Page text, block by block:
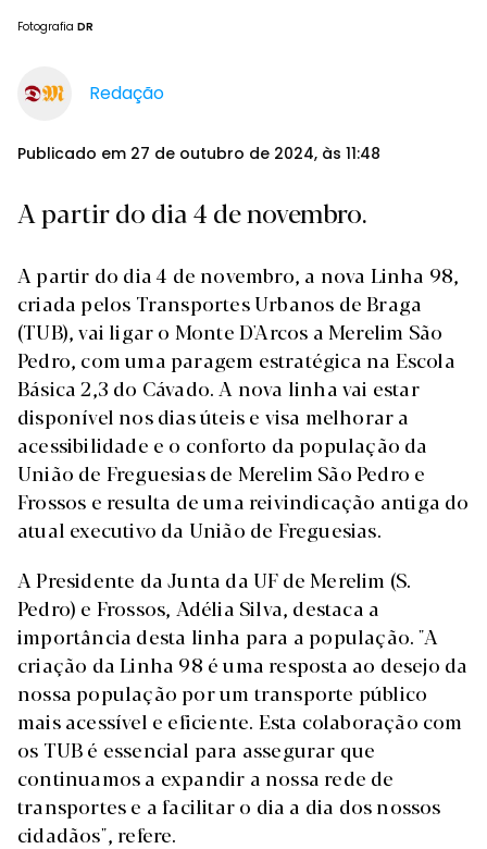
Fotografia DR
Redação
Publicado em 27 de outubro de 2024, às 11:48
A partir do dia 4 de novembro.
A partir do dia 4 de novembro, a nova Linha 98,
criada pelos Transportes Urbanos de Braga
(TUB), vai ligar o Monte D'Arcos a Merelim São
Pedro, com uma paragem estratégica na Escola
Básica 2,3 do Cávado. A nova linha vai estar
disponível nos dias úteis e visa melhorar a
acessibilidade e o conforto da população da
União de Freguesias de Merelim São Pedro e
Frossos e resulta de uma reivindicação antiga do
atual executivo da União de Freguesias.
A Presidente da Junta da UF de Merelim (S.
Pedro) e Frossos, Adélia Silva, destaca a
importância desta linha para a população. "A
criação da Linha 98 é uma resposta ao desejo da
nossa população por um transporte público
mais acessível e eficiente. Esta colaboração com
os TUB é essencial para assegurar que
continuamos a expandir a nossa rede de
transportes e a facilitar o dia a dia dos nossos
cidadãos", refere.